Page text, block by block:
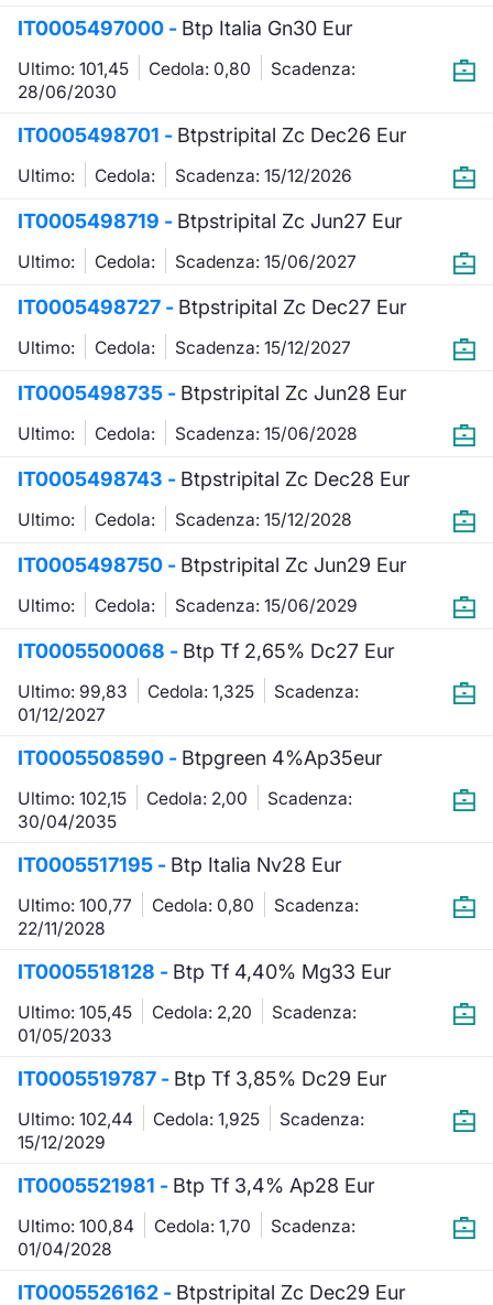
IT0005497000 - Btp Italia Gn30 Eur
Ultimo: 101,45 Cedola: 0,80
Scadenza:
28/06/2030
IT0005498701 - Btpstripital Zc Dec26 Eur
Ultimo: Cedola: Scadenza: 15/12/2026
IT0005498719 - Btpstripital Zc Jun27 Eur
Ultimo: Cedola: Scadenza: 15/06/2027
IT0005498727 - Btpstripital Zc Dec27 Eur
Ultimo: Cedola: Scadenza: 15/12/2027
IT0005498735 - Btpstripital Zc Jun28 Eur
Ultimo: Cedola: Scadenza: 15/06/2028
IT0005498743 - Btpstripital Zc Dec28 Eur
Ultimo: Cedola: Scadenza: 15/12/2028
IT0005498750 - Btpstripital Zc Jun29 Eur
Ultimo: Cedola: Scadenza: 15/06/2029
IT0005500068 - Btp Tf 2,65% Dc27 Eur
Ultimo: 99,83 Cedola: 1,325
Scadenza:
01/12/2027
IT0005508590 - Btpgreen 4%Ap35eur
Ultimo: 102,15 Cedola: 2,00
Scadenza:
30/04/2035
IT0005517195 - Btp Italia Nv28 Eur
Ultimo: 100,77 Cedola: 0,80
Scadenza:
22/11/2028
IT0005518128 - Btp Tf 4,40% Mg33 Eur
Ultimo: 105,45 Cedola: 2,20
Scadenza:
01/05/2033
IT0005519787 - Btp Tf 3,85% Dc29 Eur
Ultimo: 102,44 Cedola: 1,925
Scadenza:
15/12/2029
IT0005521981 - Btp Tf 3,4% Ap28 Eur
Ultimo: 100,84 Cedola: 1,70
Scadenza:
01/04/2028
IT0005526162 - Btpstripital Zc Dec29 Eur
Cambi
BUND
KID/PRIIPs
Listing Sponsor Euronext Access
Segmento ESG
Mercato Fixed Income
BTP
Market Maker, Liquidity provider e
Specialist
RFQ
Spread Europei
Formazione
Statistiche del Mercato
Notizie e Formazione
Chi siamo
Mifid 2